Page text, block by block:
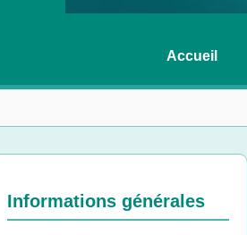
Accueil
Informations générales